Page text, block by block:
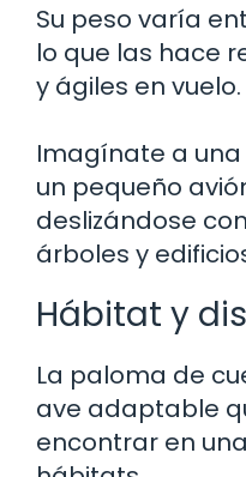
Su peso varía
lo que las hace
y ágiles en vuelo.
Imagínate a
un pequeño
deslizándose
árboles y
Hábitat y
La paloma de
ave adaptable
encontrar en